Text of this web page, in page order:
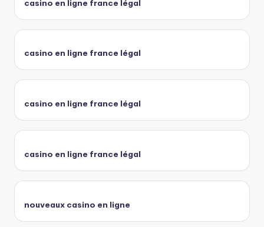
casino en ligne france légal
casino en ligne france légal
casino en ligne france légal
casino en ligne france légal
nouveaux casino en ligne